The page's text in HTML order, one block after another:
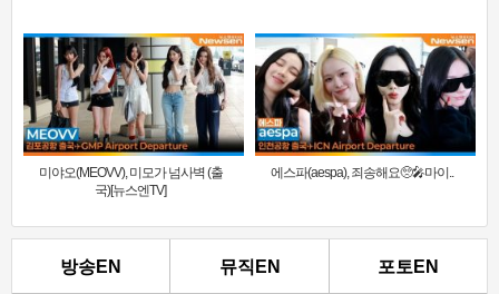
미야오(MEOVV), 미모가 넘사벽 (출
국)[뉴스엔TV]
에스파(aespa), 죄송해요🥺🎤마이..
방송EN 뮤직EN 포토EN